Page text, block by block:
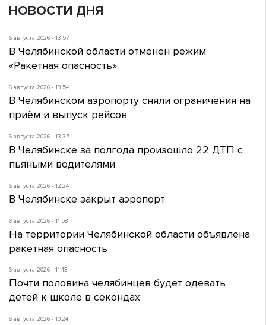
НОВОСТИ ДНЯ
6 августа 2026 - 13:57
В Челябинской области отменен режим
«Ракетная опасность»
6 августа 2026 - 13:54
В Челябинском аэропорту сняли ограничения на
приём и выпуск рейсов
6 августа 2026 - 13:35
В Челябинске за полгода произошло 22 ДТП с
пьяными водителями
6 августа 2026 - 12:24
В Челябинске закрыт аэропорт
6 августа 2026 - 11:58
На территории Челябинской области объявлена
ракетная опасность
6 августа 2026 - 11:43
Почти половина челябинцев будет одевать
детей к школе в секондах
6 августа 2026 - 10:24